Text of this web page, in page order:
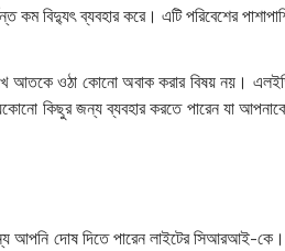
বিদ্যুৎ ব্যবহার করে। এটি পরিবেশের
আতকে ওঠা কোনো অবাক করার বিষয় নয়।
কিছুর জন্য ব্যবহার করতে পারেন যা
আপনি দোষ দিতে পারেন লাইটের সিআরআই-